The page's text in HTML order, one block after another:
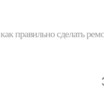
как правильно сделать